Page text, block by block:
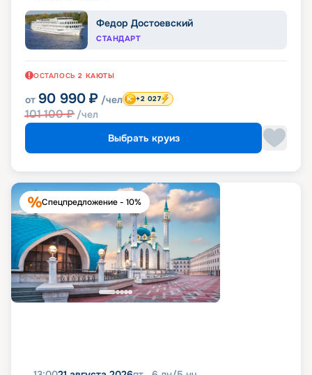
Федор Достоевский
СТАНДАРТ
ОСТАЛОСЬ 2 КАЮТЫ
от 90 990 ₽ /чел
101 100₽ /чел
+2 027
Выбрать круиз
Спецпредложение - 10%